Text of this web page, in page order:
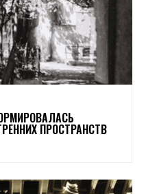
ПРОСТРАНСТВ